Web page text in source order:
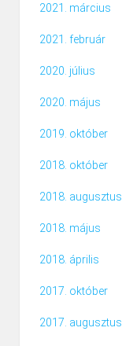
2021. március
2021. február
2020. július
2020. május
2019. október
2018. október
2018. augusztus
2018. május
2018. április
2017. október
2017. augusztus